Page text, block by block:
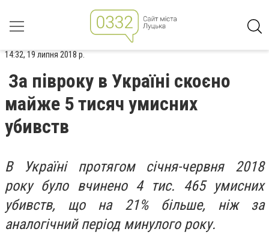
14:32, 19 липня 2018 р.
За півроку в Україні скоєно
майже 5 тисяч умисних
убивств
В Україні протягом січня-червня 2018
року було вчинено 4 тис. 465 умисних
убивств, що на 21% більше, ніж за
аналогічний період минулого року.